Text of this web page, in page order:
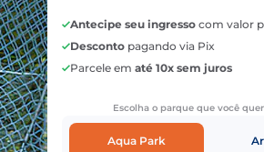
Antecipe seu ingresso com valor
Desconto pagando via Pix
Parcele ematé 10x sem juros
Escolha o parque que você
Aqua Park